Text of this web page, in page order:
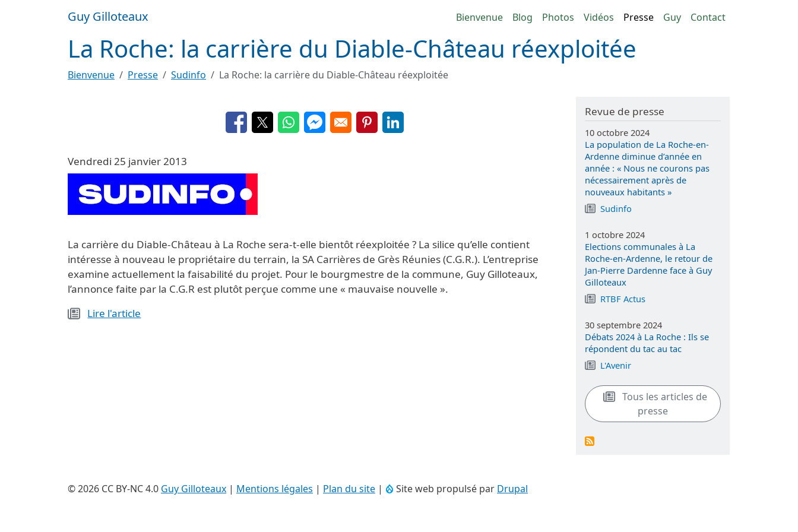
Guy Gilloteaux Navigation principale
Bienvenue Blog Photos Vidéos Presse Guy Contact
La Roche: la carrière du Diable-Château réexploitée
Bienvenue Presse Sudinfo La Roche: la carrière du Diable-Château réexploitée
Opens in a new window
Opens in a new window
Opens in a new window
Opens in a new windowOpens in a new window
Opens in a new window
Vendredi 25 janvier 2013
La carrière du Diable-Château à La Roche sera-t-elle bientôt réexploitée ? La silice qu’elle contient
intéresse à nouveau le propriétaire du terrain, la SA Carrières de Grès Réunies (C.G.R.). L’entreprise
examine actuellement la faisabilité du projet. Pour le bourgmestre de la commune, Guy Gilloteaux,
l’annonce faite par la C.G.R est plutôt perçue comme une « mauvaise nouvelle ».
Lire l'article
Revue de presse
10 octobre 2024
La population de La Roche-en-
Ardenne diminue d’année en
année : « Nous ne courons pas
nécessairement après de
nouveaux habitants »
Sudinfo
1 octobre 2024
Elections communales à La
Roche-en-Ardenne, le retour de
Jan-Pierre Dardenne face à Guy
Gilloteaux
RTBF Actus
30 septembre 2024
Débats 2024 à La Roche : Ils se
répondent du tac au tac
L'Avenir
Tous les articles de
presse
© 2026 CC BY-NC 4.0 Guy Gilloteaux | Mentions légales | Plan du site | Site web propulsé par Drupal